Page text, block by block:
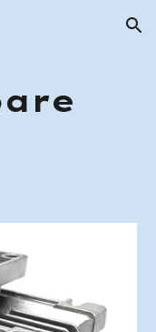
Skip to navigation